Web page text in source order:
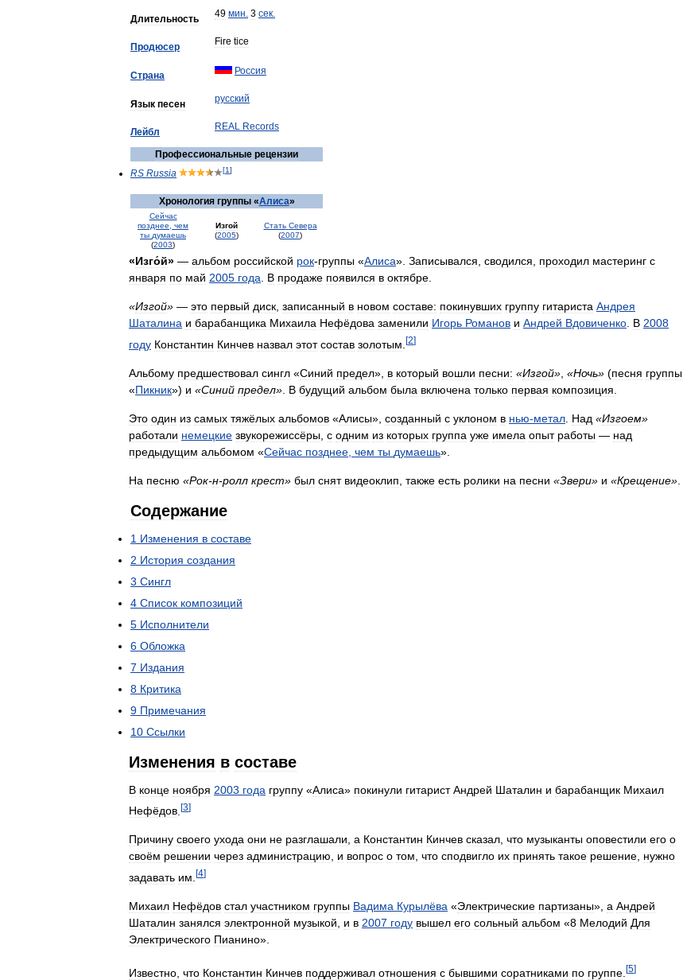
Длительность 49 мин. 3 сек.
Продюсер Fire tice
Страна Россия
Язык песен русский
Лейбл REAL Records
Профессиональные рецензии
RS Russia [1]
Хронология группы«Алиса»
Сейчас
позднее
чем
ты думаешь
(2003)
Изгой
(2005)
Стать Севера
(2007)
«Изго́й» — альбом российской рок-группы «Алиса». Записывался сводился проходил мастеринг с
января по май 2005 года В продаже появился в октябре
«Изгой» — это первый диск записанный в новом составе: покинувших группу гитариста Андрея
Шаталина и барабанщика Михаила Нефёдова заменили Игорь Романов и Андрей Вдовиченко В 2008
году Константин Кинчев назвал этот состав золотым [2]
Альбому предшествовал сингл «Синий предел», в который вошли песни: «Изгой» «Ночь» (песня группы
«Пикник») и «Синий предел» В будущий альбом была включена только первая композиция
Это один из самых тяжёлых альбомов «Алисы», созданный с уклоном в нью-метал Над «Изгоем»
работали немецкие звукорежиссёры с одним из которых группа уже имела опыт работы — над
предыдущим альбомом «Сейчас позднее чем ты думаешь».
На песню «Рок-н-ролл крест» был снят видеоклип также есть ролики на песни «Звери» и «Крещение»
Содержание
1 Изменения в составе
2 История создания
3 Сингл
4 Список композиций
5 Исполнители
6 Обложка
7 Издания
8 Критика
9 Примечания
10 Ссылки
Изменения в составе
В конце ноября 2003 года группу «Алиса» покинули гитарист Андрей Шаталин и барабанщик Михаил
Нефёдов [3]
Причину своего ухода они не разглашали, а Константин Кинчев сказал, что музыканты оповестили его о
своём решении через администрацию, и вопрос о том, что сподвигло их принять такое решение, нужно
задавать им [4]
Михаил Нефёдов стал участником группы Вадима Курылёва «Электрические партизаны», а Андрей
Шаталин занялся электронной музыкой и в 2007 году вышел его сольный альбом «8 Мелодий Для
Электрического Пианино».
Известно что Константин Кинчев поддерживал отношения с бывшими соратниками по группе [5]